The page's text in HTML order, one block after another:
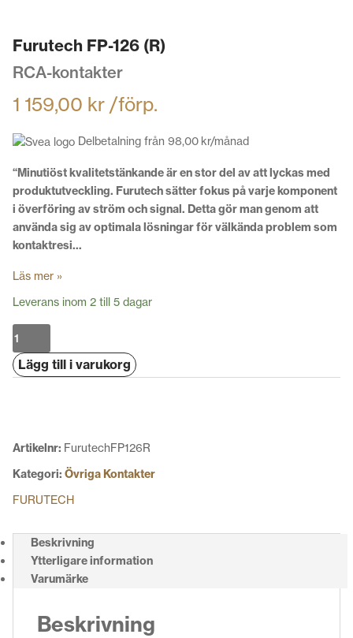
Furutech FP-126 (R)
RCA-kontakter
1 159,00 kr /förp.
Delbetalning från 98,00 kr/månad
“Minutiöst kvalitetstänkande är en stor del av att lyckas med
produktutveckling. Furutech sätter fokus på varje komponent
i överföring av ström och signal. Detta gör man genom att
använda sig av optimala lösningar för välkända problem som
kontaktresi…
Läs mer »
Leverans inom 2 till 5 dagar
Furutech
FP-
126
Lägg till i varukorg
Artikelnr: FurutechFP126R
Kategori: Övriga Kontakter
FURUTECH
Beskrivning
Ytterligare information
Varumärke
Beskrivning